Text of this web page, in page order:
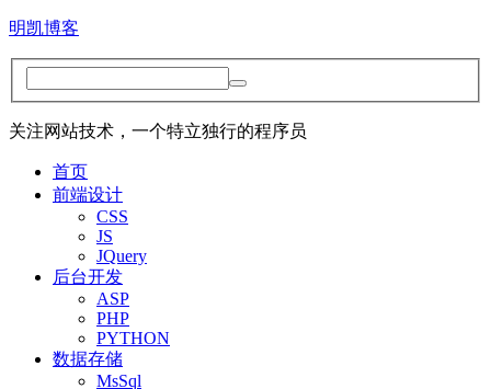
明凯博客
关注网站技术，一个特立独行的程序员
首页
前端设计
CSS
JS
JQuery
后台开发
ASP
PHP
PYTHON
数据存储
MsSql